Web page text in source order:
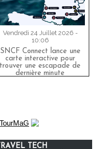
Vendredi 24 Juillet 2026 -
10:06
SNCF Connect lance une
carte interactive pour
trouver une escapade de
dernière minute
TECH